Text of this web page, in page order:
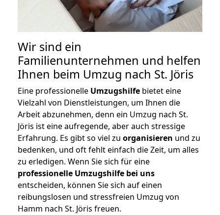
Wir sind ein
Familienunternehmen und helfen
Ihnen beim Umzug nach St. Jöris
Eine professionelle Umzugshilfe bietet eine
Vielzahl von Dienstleistungen, um Ihnen die
Arbeit abzunehmen, denn ein Umzug nach St.
Jöris ist eine aufregende, aber auch stressige
Erfahrung. Es gibt so viel zu organisieren und zu
bedenken, und oft fehlt einfach die Zeit, um alles
zu erledigen. Wenn Sie sich für eine
professionelle Umzugshilfe bei uns
entscheiden, können Sie sich auf einen
reibungslosen und stressfreien Umzug von
Hamm nach St. Jöris freuen.